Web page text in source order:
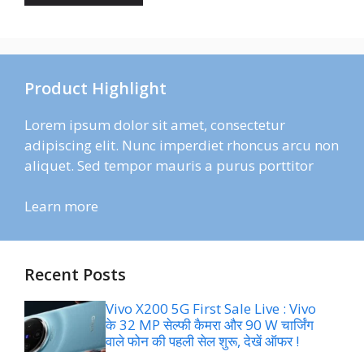
Product Highlight
Lorem ipsum dolor sit amet, consectetur
adipiscing elit. Nunc imperdiet rhoncus arcu non
aliquet. Sed tempor mauris a purus porttitor
Learn more
Recent Posts
Vivo X200 5G First Sale Live : Vivo
के 32 MP सेल्फी कैमरा और 90 W चार्जिंग
वाले फोन की पहली सेल शुरू, देखें ऑफर !